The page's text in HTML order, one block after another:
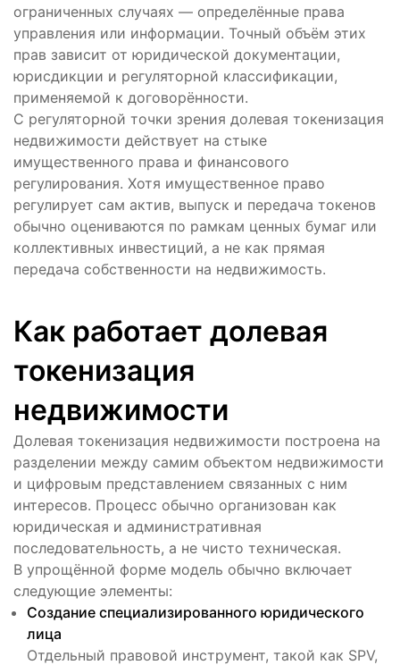
ограниченных случаях — определённые права
управления или информации. Точный объём этих
прав зависит от юридической документации,
юрисдикции и регуляторной классификации,
применяемой к договорённости.
С регуляторной точки зрения долевая токенизация
недвижимости действует на стыке
имущественного права и финансового
регулирования. Хотя имущественное право
регулирует сам актив, выпуск и передача токенов
обычно оцениваются по рамкам ценных бумаг или
коллективных инвестиций, а не как прямая
передача собственности на недвижимость.
Как работает долевая
токенизация
недвижимости
Долевая токенизация недвижимости построена на
разделении между самим объектом недвижимости
и цифровым представлением связанных с ним
интересов. Процесс обычно организован как
юридическая и административная
последовательность, а не чисто техническая.
В упрощённой форме модель обычно включает
следующие элементы:
Создание специализированного юридического
лица
Отдельный правовой инструмент, такой как SPV,